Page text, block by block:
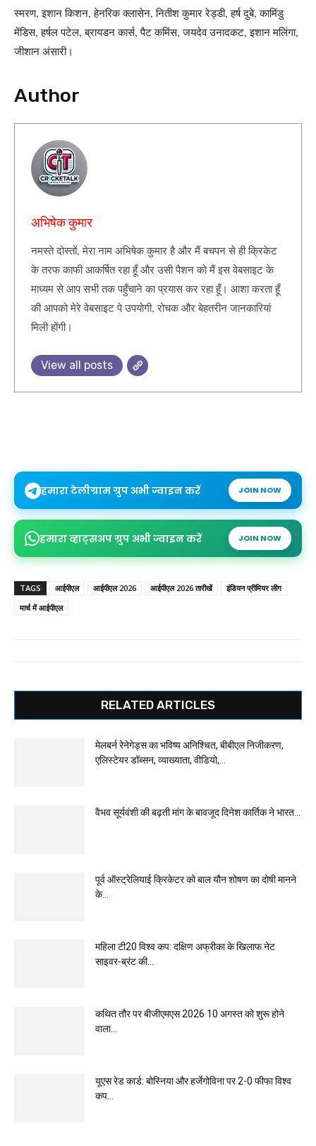
स्मरण, इशान किशन, हेनरिक क्लासेन, नितीश कुमार रेड्डी, हर्ष दुबे, कामिंडु
मेंडिस, हर्षल पटेल, ब्रायडन कार्स, पैट कमिंस, जयदेव उनादकट, इशान मलिंगा,
जीशान अंसारी।
Author
अभिषेक कुमार
नमस्ते दोस्तों, मेरा नाम अभिषेक कुमार है और मैं बचपन से ही क्रिकेट
के तरफ काफी आकर्षित रहा हूँ और उसी पैशन को मैं इस वेबसाइट के
माध्यम से आप सभी तक पहुँचाने का प्रयास कर रहा हूँ। आशा करता हूँ
की आपको मेरे वेबसाइट पे उपयोगी, रोचक और बेहतरीन जानकारियां
मिली होंगी।
View all posts
हमारा टेलीग्राम ग्रुप अभी ज्वाइन करें JOIN NOW
हमारा व्हाट्सअप ग्रुप अभी ज्वाइन करें JOIN NOW
TAGS आईपीएल आईपीएल 2026 आईपीएल 2026 तारीखें
इंडियन प्रीमियर लीग
मार्च में आईपीएल
RELATED ARTICLES
मेलबर्न रेनेगेड्स का भविष्य अनिश्चित, बीबीएल निजीकरण,
एलिस्टेयर डॉब्सन, व्याख्याता, वीडियो,...
वैभव सूर्यवंशी की बढ़ती मांग के बावजूद दिनेश कार्तिक ने भारत...
पूर्व ऑस्ट्रेलियाई क्रिकेटर को बाल यौन शोषण का दोषी मानने
के...
महिला टी20 विश्व कप: दक्षिण अफ्रीका के खिलाफ नेट
साइवर-ब्रंट की...
कथित तौर पर बीजीएमएस 2026 10 अगस्त को शुरू होने
वाला...
यूएस रेड कार्ड: बोस्निया और हर्जेगोविना पर 2-0 फीफा विश्व
कप...